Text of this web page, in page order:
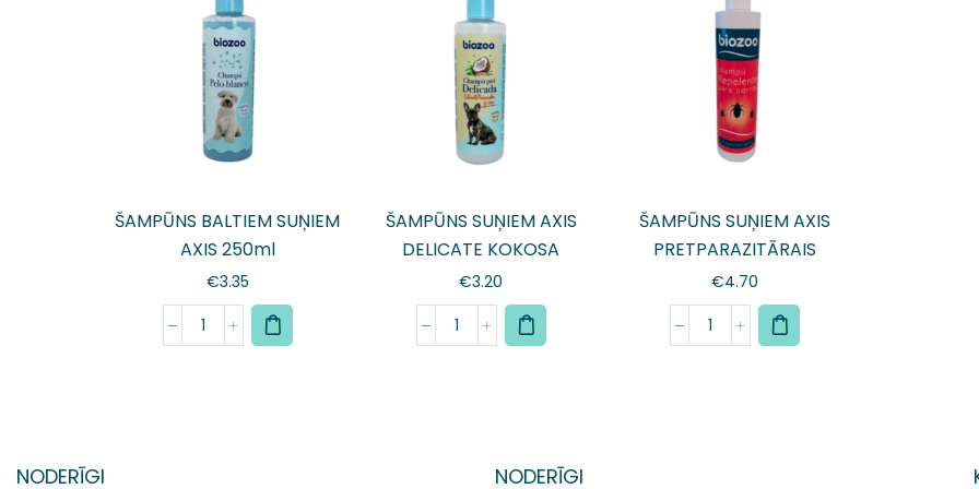
ŠAMPŪNS BALTIEM SUŅIEM
AXIS 250ml
€3.35
ŠAMPŪNS SUŅIEM AXIS
DELICATE KOKOSA
€3.20
ŠAMPŪNS SUŅIEM AXIS
PRETPARAZITĀRAIS
€4.70
NODERĪGI NODERĪGI